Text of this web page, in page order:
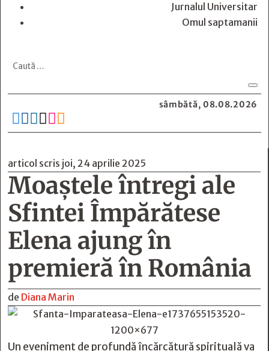
Jurnalul Universitar
Omul saptamanii
sâmbătă, 08.08.2026
     
articol scris joi, 24 aprilie 2025
Moaștele întregi ale
Sfintei Împărătese
Elena ajung în
premieră în România
de Diana Marin
Un eveniment de profundă încărcătură spirituală va